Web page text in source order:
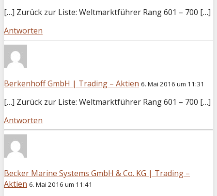
[…] Zurück zur Liste: Weltmarktführer Rang 601 – 700 […]
Antworten
Berkenhoff GmbH | Trading – Aktien 6. Mai 2016 um 11:31
[…] Zurück zur Liste: Weltmarktführer Rang 601 – 700 […]
Antworten
Becker Marine Systems GmbH & Co. KG | Trading –
Aktien 6. Mai 2016 um 11:41